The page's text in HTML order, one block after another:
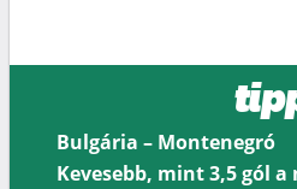
Bulgária – Montenegró
Kevesebb, mint 3,5 gól